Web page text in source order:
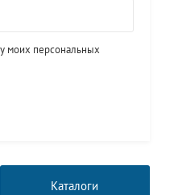
моих персональных
Каталоги